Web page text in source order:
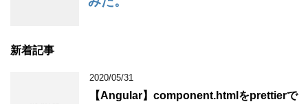
新着記事
2020/05/31
【Angular】component.htmlをprettierで